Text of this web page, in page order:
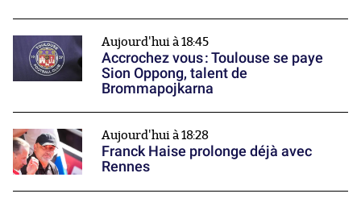
Aujourd'hui à 18:45
Accrochez vous : Toulouse se paye
Sion Oppong, talent de
Brommapojkarna
Aujourd'hui à 18:28
Franck Haise prolonge déjà avec
Rennes